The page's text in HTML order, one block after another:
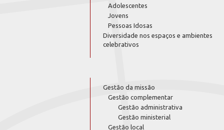
Adolescentes
Jovens
Pessoas Idosas
Diversidade nos espaços e ambientes
celebrativos
Gestão da missão
Gestão complementar
Gestão administrativa
Gestão ministerial
Gestão local